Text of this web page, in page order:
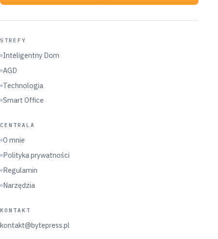
STREFY
Inteligentny Dom
AGD
Technologia
Smart Office
CENTRALA
O mnie
Polityka prywatności
Regulamin
Narzędzia
KONTAKT
kontakt@bytepress.pl